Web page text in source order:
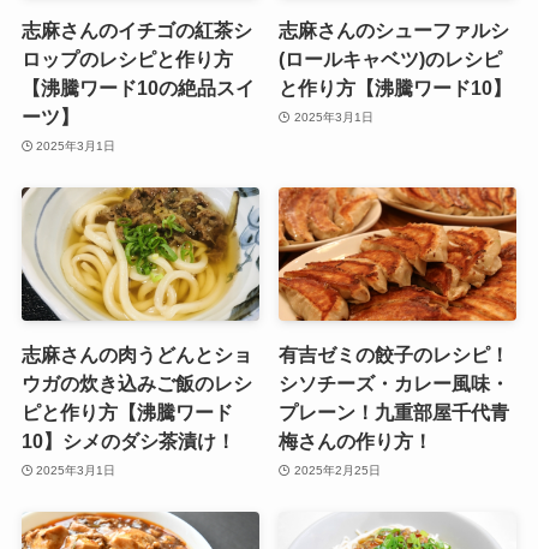
志麻さんのイチゴの紅茶シ
ロップのレシピと作り方
【沸騰ワード10の絶品スイ
ーツ】
2025年3月1日
志麻さんのシューファルシ
(ロールキャベツ)のレシピ
と作り方【沸騰ワード10】
2025年3月1日
志麻さんの肉うどんとショ
ウガの炊き込みご飯のレシ
ピと作り方【沸騰ワード
10】シメのダシ茶漬け！
2025年3月1日
有吉ゼミの餃子のレシピ！
シソチーズ・カレー風味・
プレーン！九重部屋千代青
梅さんの作り方！
2025年2月25日